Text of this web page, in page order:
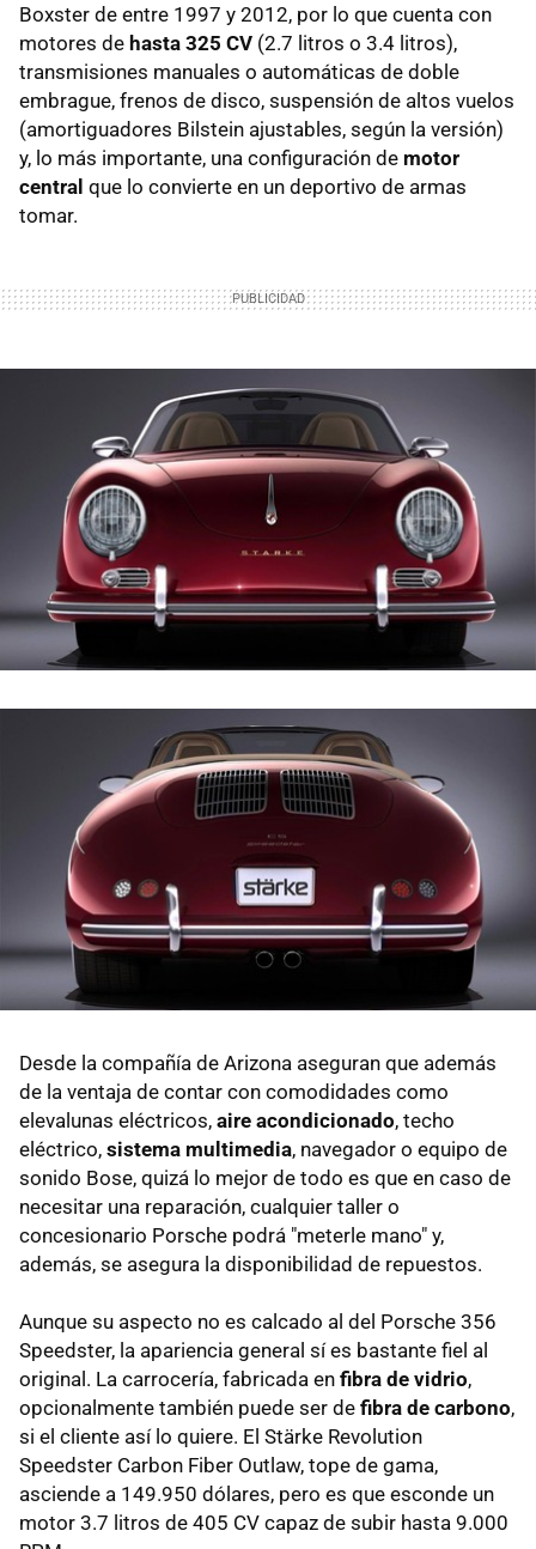
Boxster de entre 1997 y 2012, por lo que cuenta con
motores de hasta 325 CV (2.7 litros o 3.4 litros),
transmisiones manuales o automáticas de doble
embrague, frenos de disco, suspensión de altos vuelos
(amortiguadores Bilstein ajustables, según la versión)
y, lo más importante, una configuración de motor
central que lo convierte en un deportivo de armas
tomar.
Desde la compañía de Arizona aseguran que además
de la ventaja de contar con comodidades como
elevalunas eléctricos, aire acondicionado, techo
eléctrico, sistema multimedia, navegador o equipo de
sonido Bose, quizá lo mejor de todo es que en caso de
necesitar una reparación, cualquier taller o
concesionario Porsche podrá "meterle mano" y,
además, se asegura la disponibilidad de repuestos.
Aunque su aspecto no es calcado al del Porsche 356
Speedster, la apariencia general sí es bastante fiel al
original. La carrocería, fabricada en fibra de vidrio,
opcionalmente también puede ser de fibra de carbono,
si el cliente así lo quiere. El Stärke Revolution
Speedster Carbon Fiber Outlaw, tope de gama,
asciende a 149.950 dólares, pero es que esconde un
motor 3.7 litros de 405 CV capaz de subir hasta 9.000